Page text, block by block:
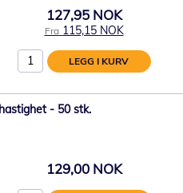
127,95 NOK
Fra 115,15 NOK
LEGG I KURV
- 50 stk.
129,00 NOK